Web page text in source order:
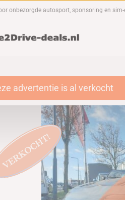
onbezorgde autosport, sponsoring en
advertentie is al verkocht